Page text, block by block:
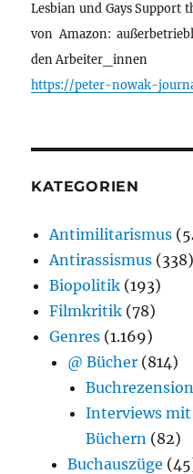
Lesbian und Gays Support
von Amazon:
den Arbeiter_innen
https://peter-nowak-
KATEGORIEN
Antimilitarismus
Antirassismus (338)
Biopolitik (193)
Filmkritik (78)
Genres (1.169)
@ Bücher (814)
Interviews
Büchern (82)
Buchauszüge